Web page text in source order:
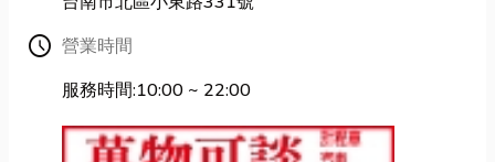
Schedule 營業時間
服務時間:10:00 ~ 22:00